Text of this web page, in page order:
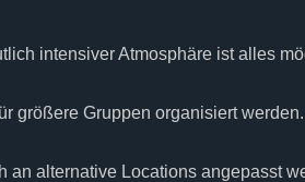
intensiver Atmosphäre ist alles
größere Gruppen organisiert werden.
an alternative Locations angepasst